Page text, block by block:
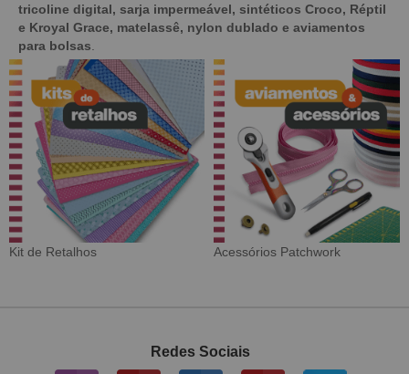
tricoline digital, sarja impermeável, sintéticos Croco, Réptil
e Kroyal Grace, matelassê, nylon dublado e aviamentos
para bolsas
Patchwork Tecido Digital
Redes Sociais